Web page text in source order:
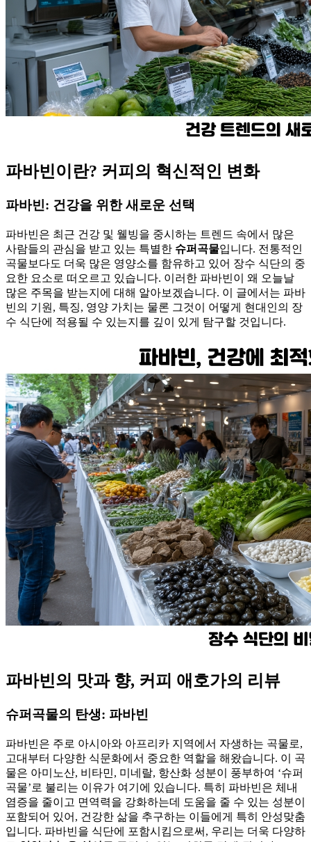
파바빈이란? 커피의 혁신적인 변화
파바빈: 건강을 위한 새로운 선택
파바빈은 최근 건강 및 웰빙을 중시하는 트렌드 속에서 많은
사람들의 관심을 받고 있는 특별한 슈퍼곡물입니다. 전통적인
곡물보다도 더욱 많은 영양소를 함유하고 있어 장수 식단의 중
요한 요소로 떠오르고 있습니다. 이러한 파바빈이 왜 오늘날
많은 주목을 받는지에 대해 알아보겠습니다. 이 글에서는 파바
빈의 기원, 특징, 영양 가치는 물론 그것이 어떻게 현대인의 장
수 식단에 적용될 수 있는지를 깊이 있게 탐구할 것입니다.
파바빈의 맛과 향, 커피 애호가의 리뷰
슈퍼곡물의 탄생: 파바빈
파바빈은 주로 아시아와 아프리카 지역에서 자생하는 곡물로,
고대부터 다양한 식문화에서 중요한 역할을 해왔습니다. 이 곡
물은 아미노산, 비타민, 미네랄, 항산화 성분이 풍부하여 ‘슈퍼
곡물’로 불리는 이유가 여기에 있습니다. 특히 파바빈은 체내
염증을 줄이고 면역력을 강화하는데 도움을 줄 수 있는 성분이
포함되어 있어, 건강한 삶을 추구하는 이들에게 특히 안성맞춤
입니다. 파바빈을 식단에 포함시킴으로써, 우리는 더욱 다양하